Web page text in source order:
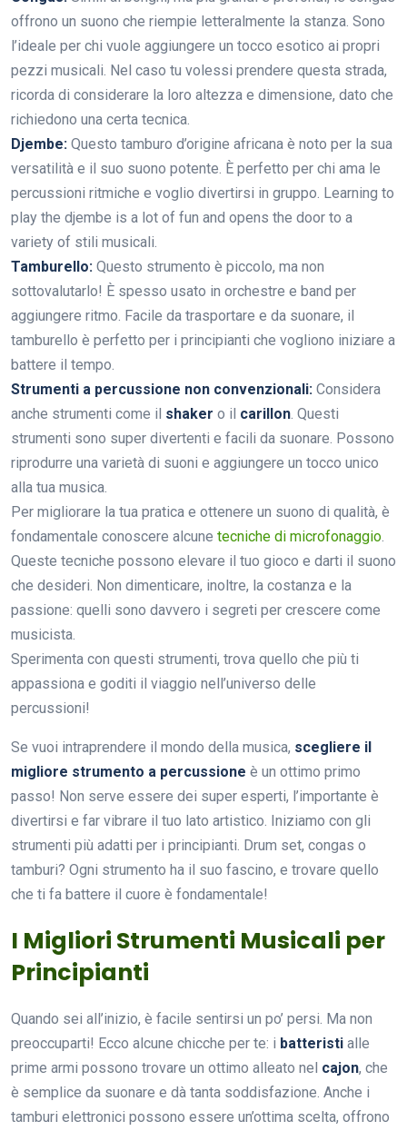
offrono un suono che riempie letteralmente la stanza. Sono
l’ideale per chi vuole aggiungere un tocco esotico ai propri
pezzi musicali. Nel caso tu volessi prendere questa strada,
ricorda di considerare la loro altezza e dimensione, dato che
richiedono una certa tecnica.
Djembe: Questo tamburo d’origine africana è noto per la sua
versatilità e il suo suono potente. È perfetto per chi ama le
percussioni ritmiche e voglio divertirsi in gruppo. Learning to
play the djembe is a lot of fun and opens the door to a
variety of stili musicali.
Tamburello: Questo strumento è piccolo, ma non
sottovalutarlo! È spesso usato in orchestre e band per
aggiungere ritmo. Facile da trasportare e da suonare, il
tamburello è perfetto per i principianti che vogliono iniziare a
battere il tempo.
Strumenti a percussione non convenzionali: Considera
anche strumenti come il shaker o il carillon. Questi
strumenti sono super divertenti e facili da suonare. Possono
riprodurre una varietà di suoni e aggiungere un tocco unico
alla tua musica.
Per migliorare la tua pratica e ottenere un suono di qualità, è
fondamentale conoscere alcune tecniche di microfonaggio.
Queste tecniche possono elevare il tuo gioco e darti il suono
che desideri. Non dimenticare, inoltre, la costanza e la
passione: quelli sono davvero i segreti per crescere come
musicista.
Sperimenta con questi strumenti, trova quello che più ti
appassiona e goditi il viaggio nell’universo delle
percussioni!
Se vuoi intraprendere il mondo della musica, scegliere il
migliore strumento a percussione è un ottimo primo
passo! Non serve essere dei super esperti, l’importante è
divertirsi e far vibrare il tuo lato artistico. Iniziamo con gli
strumenti più adatti per i principianti. Drum set, congas o
tamburi? Ogni strumento ha il suo fascino, e trovare quello
che ti fa battere il cuore è fondamentale!
I Migliori Strumenti Musicali per
Principianti
Quando sei all’inizio, è facile sentirsi un po’ persi. Ma non
preoccuparti! Ecco alcune chicche per te: i batteristi alle
prime armi possono trovare un ottimo alleato nel cajon, che
è semplice da suonare e dà tanta soddisfazione. Anche i
tamburi elettronici possono essere un’ottima scelta, offrono